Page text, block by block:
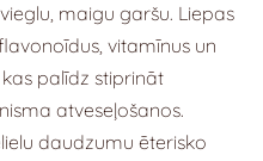
maigu garšu. Liepas
vitamīnus un
palīdz stiprināt
atveseļošanos.
daudzumu ēterisko